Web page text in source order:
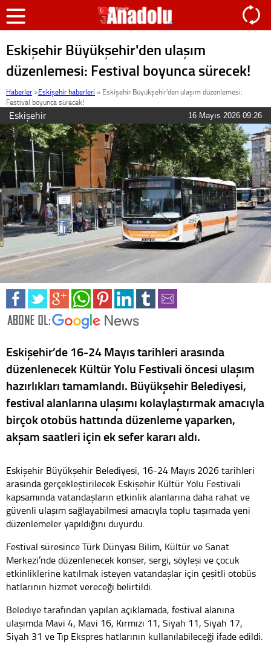
Eskişehir Büyükşehir'den ulaşım
düzenlemesi: Festival boyunca sürecek!
Haberler >Eskişehir haberleri » Eskişehir Büyükşehir'den ulaşım düzenlemesi:
Festival boyunca sürecek!
Eskişehir 16 Mayıs 2026 09:26
Eskişehir’de 16-24 Mayıs tarihleri arasında
düzenlenecek Kültür Yolu Festivali öncesi ulaşım
hazırlıkları tamamlandı. Büyükşehir Belediyesi,
festival alanlarına ulaşımı kolaylaştırmak amacıyla
birçok otobüs hattında düzenleme yaparken,
akşam saatleri için ek sefer kararı aldı.
Eskişehir Büyükşehir Belediyesi, 16-24 Mayıs 2026 tarihleri
arasında gerçekleştirilecek Eskişehir Kültür Yolu Festivali
kapsamında vatandaşların etkinlik alanlarına daha rahat ve
güvenli ulaşım sağlayabilmesi amacıyla toplu taşımada yeni
düzenlemeler yapıldığını duyurdu.
Festival süresince Türk Dünyası Bilim, Kültür ve Sanat
Merkezi’nde düzenlenecek konser, sergi, söyleşi ve çocuk
etkinliklerine katılmak isteyen vatandaşlar için çeşitli otobüs
hatlarının hizmet vereceği belirtildi.
Belediye tarafından yapılan açıklamada, festival alanına
ulaşımda Mavi 4, Mavi 16, Kırmızı 11, Siyah 11, Siyah 17,
Siyah 31 ve Tıp Ekspres hatlarının kullanılabileceği ifade edildi.